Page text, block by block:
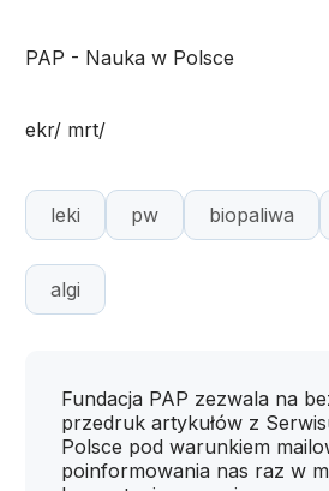
PAP - Nauka w Polsce
ekr/ mrt/
leki pw biopaliwa
algi
Fundacja PAP zezwala na
przedruk artykułów z
Polsce pod warunkiem
poinformowania nas raz w